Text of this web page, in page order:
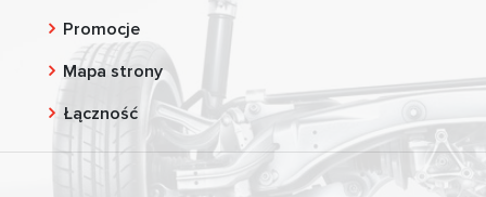
Promocje
Mapa strony
Łączność